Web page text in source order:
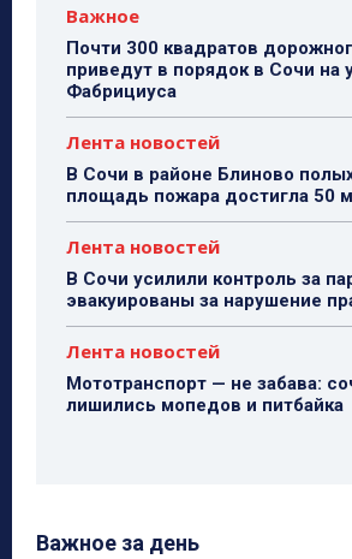
Важное
Почти 300 квадратов
приведут в порядок в Сочи на
Фабрициуса
Лента новостей
В Сочи в районе Блиново
площадь пожара достигла 50
Лента новостей
В Сочи усилили контроль за
эвакуированы за нарушение
Лента новостей
Мототранспорт — не забава:
лишились мопедов и питбайка
Важное за день